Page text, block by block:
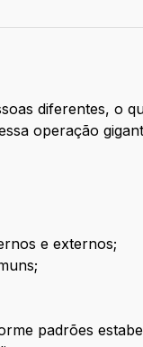
diferentes, o
operação
e externos;
padrões